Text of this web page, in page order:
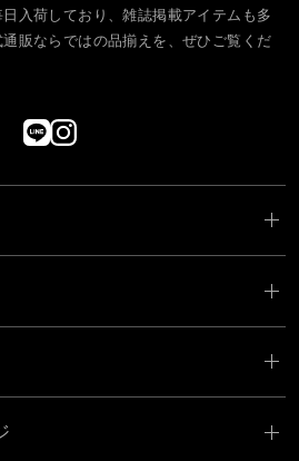
入荷しており、雑誌掲載アイテムも多
販ならではの品揃えを、ぜひご覧くだ